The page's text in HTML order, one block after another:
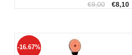
€9,00 €8,10
-16.67%